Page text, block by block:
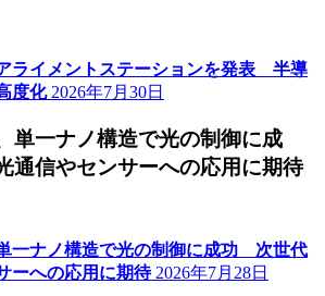
ライメントステーションを発表 半導
度化 2026年7月30日
単一ナノ構造で光の制御に成
信やセンサーへの応用に期待
一ナノ構造で光の制御に成功 次世代
ーへの応用に期待 2026年7月28日